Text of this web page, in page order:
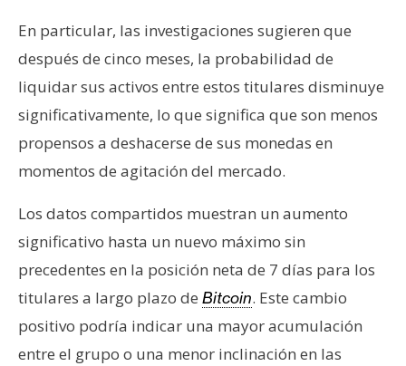
T
e
m
s
e
c
r
s
o
s
En particular, las investigaciones sugieren que
después de cinco meses, la probabilidad de
liquidar sus activos entre estos titulares disminuye
significativamente, lo que significa que son menos
propensos a deshacerse de sus monedas en
momentos de agitación del mercado.
Los datos compartidos muestran un aumento
significativo hasta un nuevo máximo sin
precedentes en la posición neta de 7 días para los
titulares a largo plazo de Bitcoin. Este cambio
positivo podría indicar una mayor acumulación
entre el grupo o una menor inclinación en las